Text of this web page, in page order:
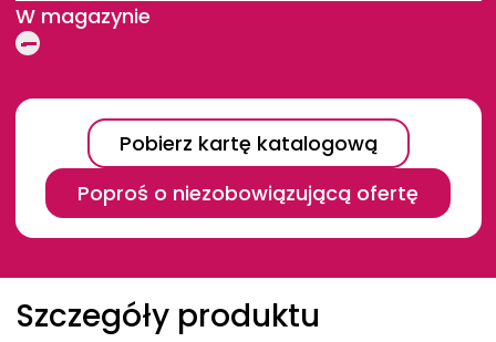
W magazynie
Pobierz kartę katalogową
Poproś o niezobowiązującą ofertę
Breadcrumb
Szczegóły produktu